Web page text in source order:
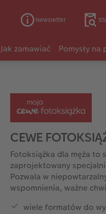
Newsletter
Jak zamawiać Pomysły na
CEWE
Fotoksiążka dla męża to
zaprojektowany
Pozwala w
wspomnienia, ważne
wiele formatów do